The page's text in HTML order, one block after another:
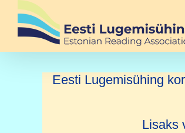
content
Eesti Lugemisühing
Lisaks